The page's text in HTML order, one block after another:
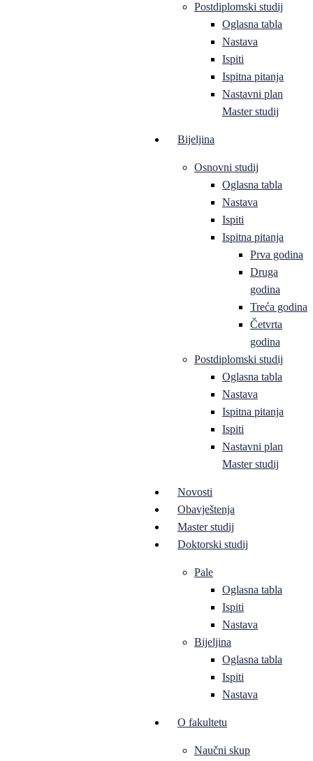
Postdiplomski studij
Oglasna tabla
Nastava
Ispiti
Ispitna pitanja
Nastavni plan
Master studij
Bijeljina
Osnovni studij
Oglasna tabla
Nastava
Ispiti
Ispitna pitanja
Prva godina
Druga
godina
Treća godina
Četvrta
godina
Postdiplomski studij
Oglasna tabla
Nastava
Ispitna pitanja
Ispiti
Nastavni plan
Master studij
Novosti
Obavještenja
Master studij
Doktorski studij
Pale
Oglasna tabla
Ispiti
Nastava
Bijeljina
Oglasna tabla
Ispiti
Nastava
O fakultetu
Naučni skup